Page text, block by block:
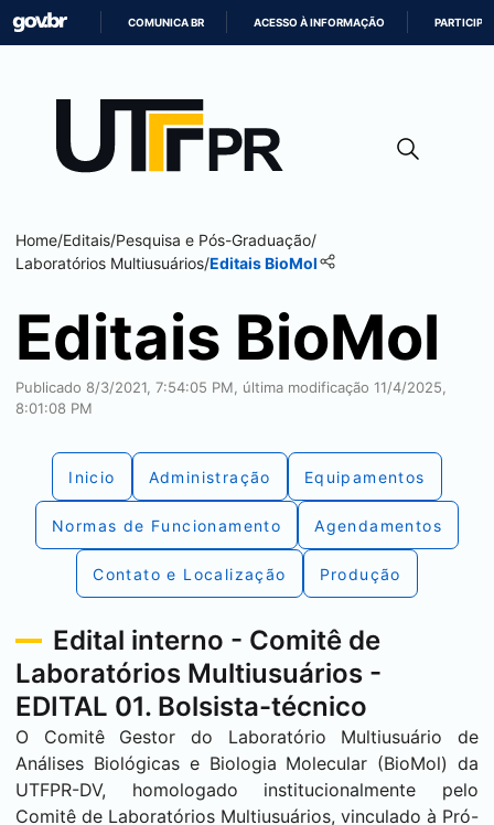
CONTEÚDO
COMUNICA BR ACESSO À INFORMAÇÃO PARTICIPE
Home/Editais/Pesquisa e Pós-Graduação/
Laboratórios Multiusuários/Editais BioMol
Editais BioMol
Publicado 8/3/2021, 7:54:05 PM, última modificação 11/4/2025,
8:01:08 PM
Inicio Administração Equipamentos
Normas de Funcionamento Agendamentos
Contato e Localização Produção
Edital interno - Comitê de
Laboratórios Multiusuários -
EDITAL 01. Bolsista-técnico
O Comitê Gestor do Laboratório Multiusuário de
Análises Biológicas e Biologia Molecular (BioMol) da
UTFPR-DV, homologado institucionalmente pelo
Comitê de Laboratórios Multiusuários, vinculado à Pró-